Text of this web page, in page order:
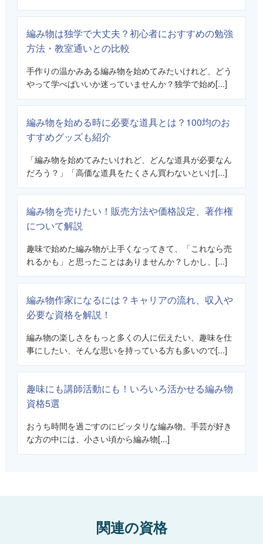
編み物は独学で大丈夫？初心者におすすめの勉強
方法・教室通いとの比較
手作りの温かみある編み物を始めてみたいけれど、どう
やって学べばいいか迷っていませんか？独学で始め[...]
編み物を始める時に必要な道具とは？100均のお
すすめグッズも紹介
「編み物を始めてみたいけれど、どんな道具が必要なん
だろう？」「高価な道具をたくさん買わないといけ[...]
編み物を売りたい！販売方法や価格設定、著作権
について解説
趣味で始めた編み物が上手くなってきて、「これなら売
れるかも」と思ったことはありませんか？しかし、[...]
編み物作家になるには？キャリアの流れ、収入や
必要な資格を解説！
編み物の楽しさをもっと多くの人に伝えたい、趣味を仕
事にしたい、そんな思いを持っている方も多いので[...]
趣味にも講師活動にも！いろいろ活かせる編み物
資格5選
おうち時間を過ごすのにピッタリな編み物。手芸が好き
な方の中には、小さい頃から編み物[...]
関連の資格